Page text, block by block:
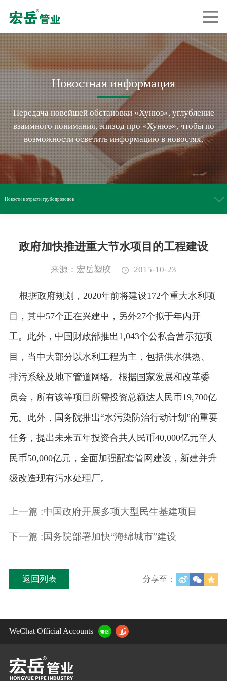
Новостная информация
Передача новейшей обстановки «Хунюэ», углубление
взаимного понимания, эпизод про «Хунюэ», чтобы по
возможности осветить информацию в новостях.
Новости в отрасли трубопроводов
政府加快推进重大节水项目的工程建设
来源：宏岳塑胶 2015-10-23
根据政府规划，2020年前将建设172个重大水利项
目，其中57个正在兴建中，另外27个拟于年内开
工。此外，中国财政部推出1,043个公私合营示范项
目，当中大部分以水利工程为主，包括供水供热、
排污系统及地下管道网络。根据国家发展和改革委
员会，所有该等项目所需投资总额达人民币19,700亿
元。此外，国务院推出“水污染防治行动计划”的重要
任务，提出未来五年投资合共人民币40,000亿元至人
民币50,000亿元，全面加强配套管网建设，新建并升
级改造现有污水处理厂。
上一篇 :中国政府开展多项大型民生基建项目
下一篇 :国务院部署加快“海绵城市”建设
返回列表 分享至：
WeChat Official Accounts